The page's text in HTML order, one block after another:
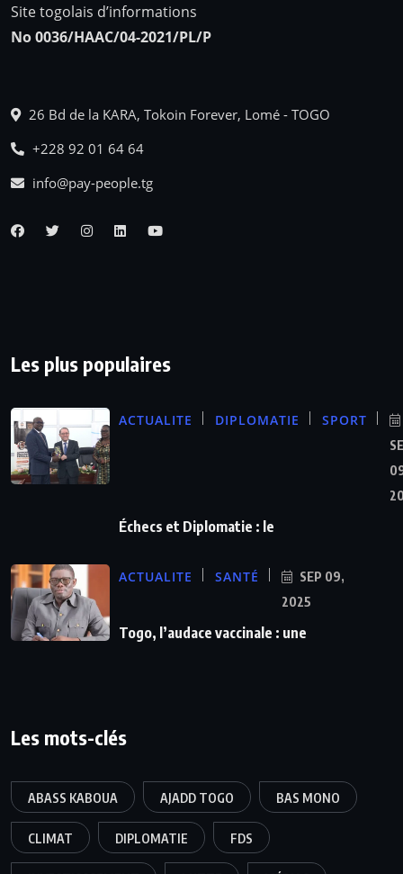
Site togolais d’informations
No 0036/HAAC/04-2021/PL/P
26 Bd de la KARA, Tokoin Forever, Lomé - TOGO
+228 92 01 64 64
info@pay-people.tg
Les plus populaires
ACTUALITE DIPLOMATIE SPORT
Échecs et Diplomatie : le
ACTUALITE SANTÉ
SEP 09,
2025
Togo, l’audace vaccinale : une
Les mots-clés
ABASS KABOUA AJADD TOGO BAS MONO
CLIMAT DIPLOMATIE FDS